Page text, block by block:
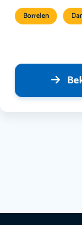
Borrelen